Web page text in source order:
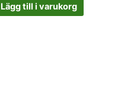
Lägg till i varukorg